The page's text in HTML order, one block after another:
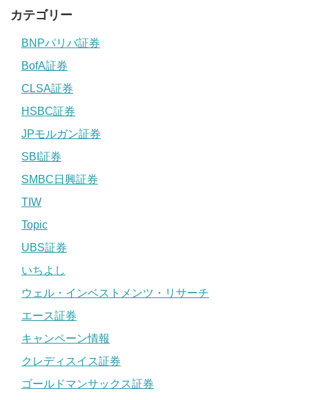
カテゴリー
BNPパリバ証券
BofA証券
CLSA証券
HSBC証券
JPモルガン証券
SBI証券
SMBC日興証券
TIW
Topic
UBS証券
いちよし
ウェル・インベストメンツ・リサーチ
エース証券
キャンペーン情報
クレディスイス証券
ゴールドマンサックス証券